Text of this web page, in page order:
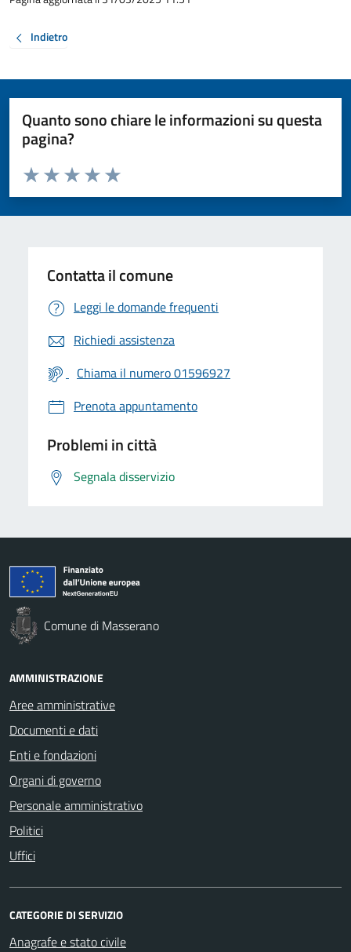
Indietro
Quanto sono chiare le informazioni su questa
pagina?
Valuta da 1 a 5 stelle la pagina
Valuta 5 stelle su 5
Valuta 4 stelle su 5
Valuta 3 stelle su 5
Valuta 2 stelle su 5
Valuta 1 stelle su 5
Contatta il comune
Leggi le domande frequenti
Richiedi assistenza
Chiama il numero 01596927
Prenota appuntamento
Problemi in città
Segnala disservizio
Comune di Masserano
AMMINISTRAZIONE
Aree amministrative
Documenti e dati
Enti e fondazioni
Organi di governo
Personale amministrativo
Politici
Uffici
CATEGORIE DI SERVIZIO
Anagrafe e stato civile